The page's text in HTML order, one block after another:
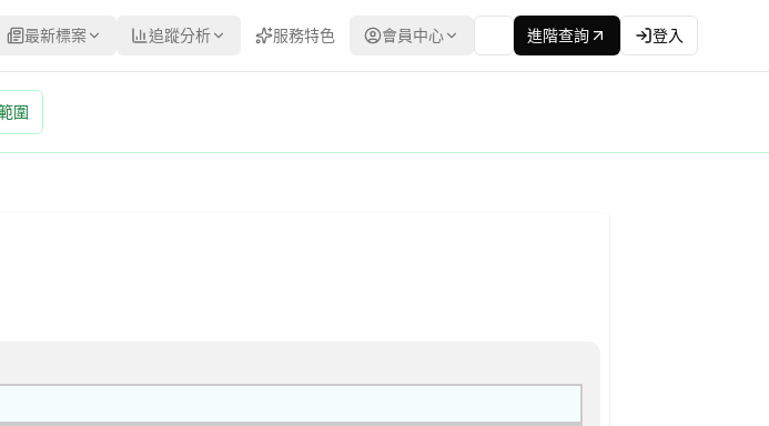
最新標案 追蹤分析 服務特色 會員中心 進階查詢 登入
圍
報價單或企劃書 公告
書 | 決標方式：參考最有利標精神 | 資料來源：台灣政府電子採購網（公共工程委員會） | 更